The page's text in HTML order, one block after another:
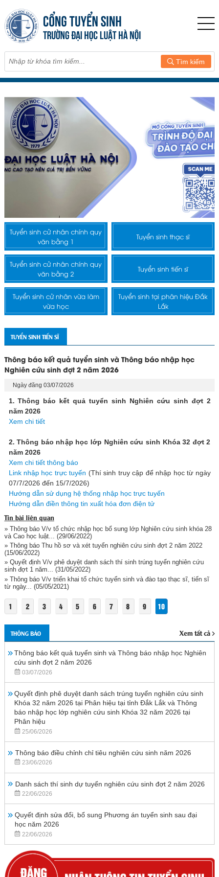
CỔNG TUYỂN SINH
TRƯỜNG ĐẠI HỌC LUẬT HÀ NỘI
Tìm kiếm
Tuyển sinh cử nhân chính quy
văn bằng 1
Tuyển sinh thạc sĩ
Tuyển sinh cử nhân chính quy
văn bằng 2
Tuyển sinh tiến sĩ
Tuyển sinh cử nhân vừa làm
vừa học
Tuyển sinh tại phân hiệu Đắk
Lắk
TUYỂN SINH TIẾN SĨ
Thông báo kết quả tuyển sinh và Thông báo nhập học
Nghiên cứu sinh đợt 2 năm 2026
Ngày đăng 03/07/2026
1. Thông báo kết quả tuyển sinh Nghiên cứu sinh đợt 2
năm 2026
Xem chi tiết
2. Thông báo nhập học lớp Nghiên cứu sinh Khóa 32 đợt 2
năm 2026
Xem chi tiết thông báo
Link nhập học trực tuyến (Thí sinh truy cập để nhập học từ ngày
07/7/2026 đến 15/7/2026)
Hướng dẫn sử dụng hệ thống nhập học trực tuyến
Hướng dẫn điền thông tin xuất hóa đơn điện tử
Tin bài liên quan
» Thông báo V/v tổ chức nhập học bổ sung lớp Nghiên cứu sinh khóa 28
và Cao học luật...
(29/06/2022)
» Thông báo Thu hồ sơ và xét tuyển nghiên cứu sinh đợt 2 năm 2022
(15/06/2022)
» Quyết định V/v phê duyệt danh sách thí sinh trúng tuyển nghiên cứu
sinh đợt 1 năm... (31/05/2022)
» Thông báo V/v triển khai tổ chức tuyển sinh và đào tạo thạc sĩ, tiến sĩ
từ ngày...
(05/05/2021)
1 2 3 4 5 6 7 8 9 10
THÔNG BÁO Xem tất cả
Thông báo kết quả tuyển sinh và Thông báo nhập học Nghiên
cứu sinh đợt 2 năm 2026
03/07/2026
Quyết định phê duyệt danh sách trúng tuyển nghiên cứu sinh
Khóa 32 năm 2026 tại Phân hiệu tại tỉnh Đắk Lắk và Thông
báo nhập học lớp nghiên cứu sinh Khóa 32 năm 2026 tại
Phân hiệu
25/06/2026
Thông báo điều chỉnh chỉ tiêu nghiên cứu sinh năm 2026
23/06/2026
Danh sách thí sinh dự tuyển nghiên cứu sinh đợt 2 năm 2026
22/06/2026
Quyết định sửa đổi, bổ sung Phương án tuyển sinh sau đại
học năm 2026
22/06/2026